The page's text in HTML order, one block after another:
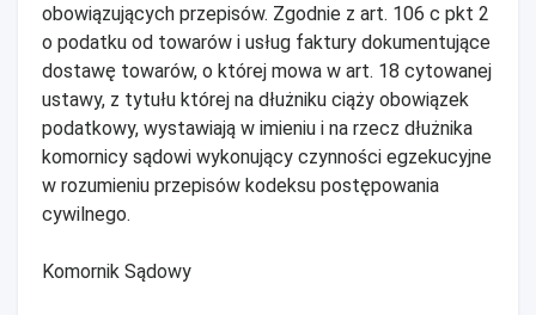
obowiązujących przepisów. Zgodnie z art. 106 c pkt 2
o podatku od towarów i usług faktury dokumentujące
dostawę towarów, o której mowa w art. 18 cytowanej
ustawy, z tytułu której na dłużniku ciąży obowiązek
podatkowy, wystawiają w imieniu i na rzecz dłużnika
komornicy sądowi wykonujący czynności egzekucyjne
w rozumieniu przepisów kodeksu postępowania
cywilnego.
Komornik Sądowy